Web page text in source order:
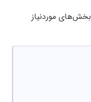
بخش‌های موردنیاز